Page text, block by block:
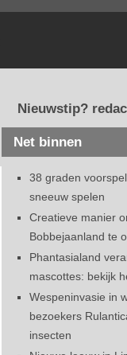
Nieuwstip?
Net binnen
38 graden
sneeuw spelen
Creatieve manier
Bobbejaanland te
Phantasialand
mascottes: bekijk
Wespeninvasie in
bezoekers
insecten